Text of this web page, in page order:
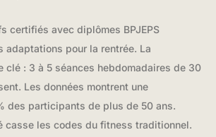
certifiés avec diplômes BPJEPS
adaptations pour la rentrée. La
clé : 3 à 5 séances hebdomadaires de 30
Les données montrent une
des participants de plus de 50 ans.
casse les codes du fitness traditionnel.